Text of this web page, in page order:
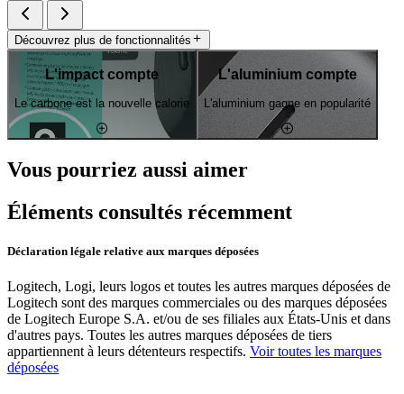
Découvrez plus de fonctionnalités
L'impact compte
Le carbone est la nouvelle calorie
L'aluminium compte
L'aluminium gagne en popularité
Vous pourriez aussi aimer
Éléments consultés récemment
Déclaration légale relative aux marques déposées
Logitech, Logi, leurs logos et toutes les autres marques déposées de
Logitech sont des marques commerciales ou des marques déposées
de Logitech Europe S.A. et/ou de ses filiales aux États-Unis et dans
d'autres pays. Toutes les autres marques déposées de tiers
appartiennent à leurs détenteurs respectifs. Voir toutes les marques
déposées